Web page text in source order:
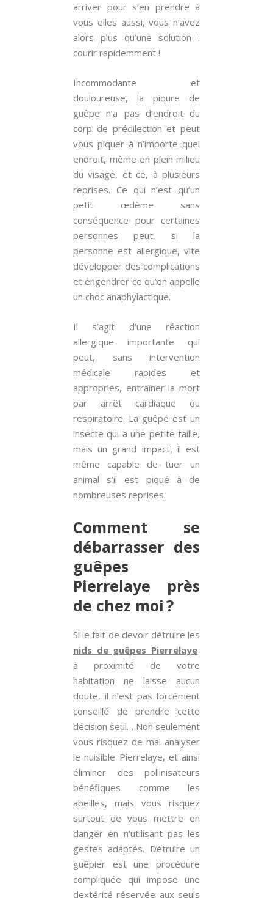
arriver pour s’en prendre à
vous elles aussi, vous n’avez
alors plus qu’une solution :
courir rapidemment !
Incommodante et
douloureuse, la piqure de
guêpe n’a pas d’endroit du
corp de prédilection et peut
vous piquer à n’importe quel
endroit, même en plein milieu
du visage, et ce, à plusieurs
reprises. Ce qui n’est qu’un
petit œdème sans
conséquence pour certaines
personnes peut, si la
personne est allergique, vite
développer des complications
et engendrer ce qu’on appelle
un choc anaphylactique.
Il s’agit d’une réaction
allergique importante qui
peut, sans intervention
médicale rapides et
appropriés, entraîner la mort
par arrêt cardiaque ou
respiratoire. La guêpe est un
insecte qui a une petite taille,
mais un grand impact, il est
même capable de tuer un
animal s’il est piqué à de
nombreuses reprises.
Comment se
débarrasser des
guêpes
Pierrelaye près
de chez moi ?
Si le fait de devoir détruire les
nids de guêpes Pierrelaye
à proximité de votre
habitation ne laisse aucun
doute, il n’est pas forcément
conseillé de prendre cette
décision seul… Non seulement
vous risquez de mal analyser
le nuisible Pierrelaye, et ainsi
éliminer des pollinisateurs
bénéfiques comme les
abeilles, mais vous risquez
surtout de vous mettre en
danger en n’utilisant pas les
gestes adaptés. Détruire un
guêpier est une procédure
compliquée qui impose une
dextérité réservée aux seuls